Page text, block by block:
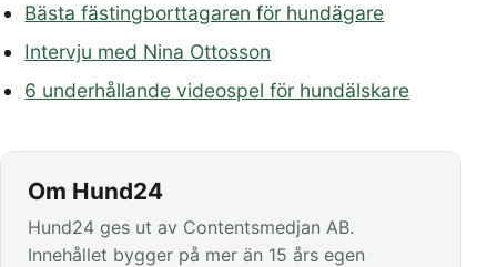
Bästa fästingborttagaren för hundägare
Intervju med Nina Ottosson
6 underhållande videospel för hundälskare
Om Hund24
Hund24 ges ut av Contentsmedjan AB.
Innehållet bygger på mer än 15 års egen